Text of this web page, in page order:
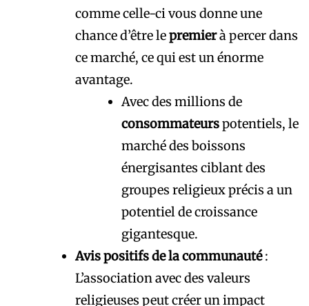
comme celle-ci vous donne une
chance d’être lepremierà percer dans
ce marché, ce qui est un énorme
avantage.
Avec des millions de
consommateurspotentiels, le
marché des boissons
énergisantes ciblant des
groupes religieux précis a un
potentiel de croissance
gigantesque.
Avis positifs de la communauté:
L’association avec des valeurs
religieuses peut créer un impact